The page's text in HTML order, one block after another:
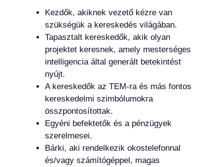
Kezdők, akiknek vezető kézre van
szükségük a kereskedés világában.
Tapasztalt kereskedők, akik olyan
projektet keresnek, amely mesterséges
intelligencia által generált betekintést
nyújt.
A kereskedők az TEM-ra és más fontos
kereskedelmi szimbólumokra
összpontosítottak.
Egyéni befektetők és a pénzügyek
szerelmesei.
Bárki, aki rendelkezik okostelefonnal
és/vagy számítógéppel, magas